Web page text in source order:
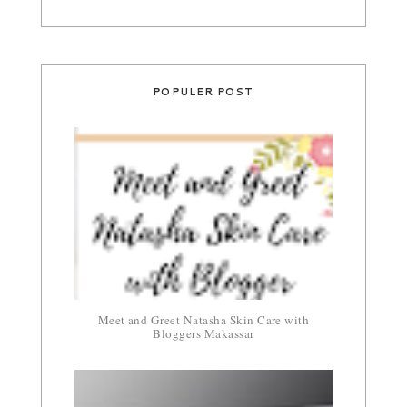
POPULER POST
Meet and Greet Natasha Skin Care with
Bloggers Makassar